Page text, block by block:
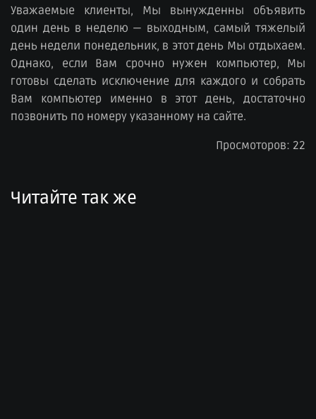
Уважаемые клиенты, Мы вынужденны объявить
один день в неделю — выходным, самый тяжелый
день недели понедельник, в этот день Мы отдыхаем.
Однако, если Вам срочно нужен компьютер, Мы
готовы сделать исключение для каждого и собрать
Вам компьютер именно в этот день, достаточно
позвонить по номеру указанному на сайте.
Просмоторов: 22
Читайте так же